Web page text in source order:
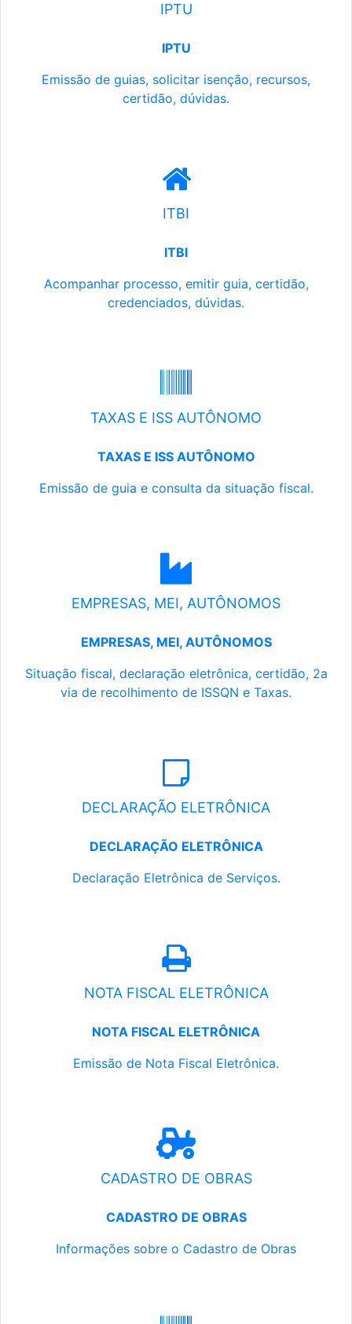
IPTU
IPTU
Emissão de guias, solicitar isenção, recursos,
certidão, dúvidas.
ITBI
ITBI
Acompanhar processo, emitir guia, certidão,
credenciados, dúvidas.
TAXAS E ISS AUTÔNOMO
TAXAS E ISS AUTÔNOMO
Emissão de guia e consulta da situação fiscal.
EMPRESAS, MEI, AUTÔNOMOS
EMPRESAS, MEI, AUTÔNOMOS
Situação fiscal, declaração eletrônica, certidão, 2a
via de recolhimento de ISSQN e Taxas.
DECLARAÇÃO ELETRÔNICA
DECLARAÇÃO ELETRÔNICA
Declaração Eletrônica de Serviços.
NOTA FISCAL ELETRÔNICA
NOTA FISCAL ELETRÔNICA
Emissão de Nota Fiscal Eletrônica.
CADASTRO DE OBRAS
CADASTRO DE OBRAS
Informações sobre o Cadastro de Obras